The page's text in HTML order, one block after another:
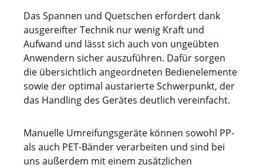
Das Spannen und Quetschen erfordert dank
ausgereifter Technik nur wenig Kraft und
Aufwand und lässt sich auch von ungeübten
Anwendern sicher auszuführen. Dafür sorgen
die übersichtlich angeordneten Bedienelemente
sowie der optimal austarierte Schwerpunkt, der
das Handling des Gerätes deutlich vereinfacht.
Manuelle Umreifungsgeräte können sowohl PP-
als auch PET-Bänder verarbeiten und sind bei
uns außerdem mit einem zusätzlichen